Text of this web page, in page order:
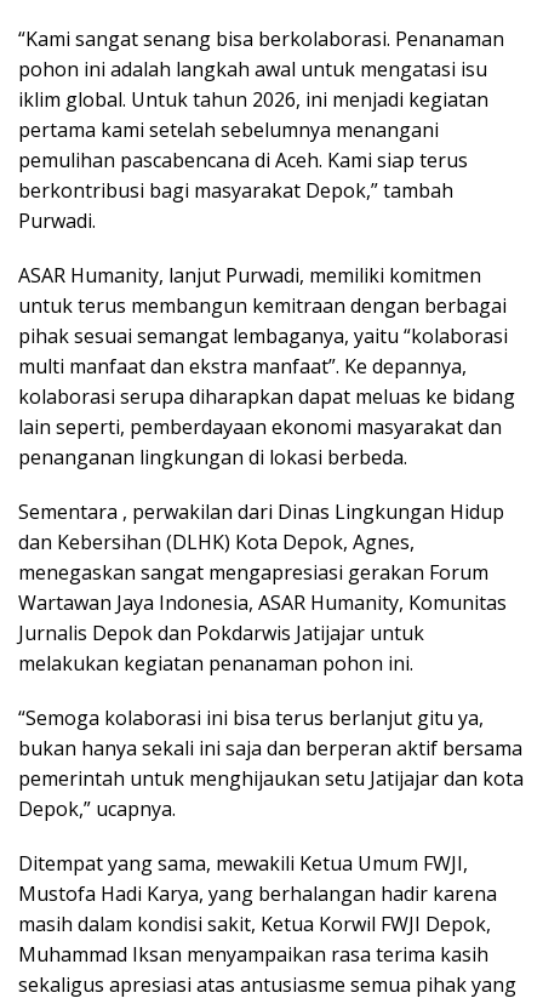
“Kami sangat senang bisa berkolaborasi. Penanaman
pohon ini adalah langkah awal untuk mengatasi isu
iklim global. Untuk tahun 2026, ini menjadi kegiatan
pertama kami setelah sebelumnya menangani
pemulihan pascabencana di Aceh. Kami siap terus
berkontribusi bagi masyarakat Depok,” tambah
Purwadi.
ASAR Humanity, lanjut Purwadi, memiliki komitmen
untuk terus membangun kemitraan dengan berbagai
pihak sesuai semangat lembaganya, yaitu “kolaborasi
multi manfaat dan ekstra manfaat”. Ke depannya,
kolaborasi serupa diharapkan dapat meluas ke bidang
lain seperti, pemberdayaan ekonomi masyarakat dan
penanganan lingkungan di lokasi berbeda.
Sementara , perwakilan dari Dinas Lingkungan Hidup
dan Kebersihan (DLHK) Kota Depok, Agnes,
menegaskan sangat mengapresiasi gerakan Forum
Wartawan Jaya Indonesia, ASAR Humanity, Komunitas
Jurnalis Depok dan Pokdarwis Jatijajar untuk
melakukan kegiatan penanaman pohon ini.
“Semoga kolaborasi ini bisa terus berlanjut gitu ya,
bukan hanya sekali ini saja dan berperan aktif bersama
pemerintah untuk menghijaukan setu Jatijajar dan kota
Depok,” ucapnya.
Ditempat yang sama, mewakili Ketua Umum FWJI,
Mustofa Hadi Karya, yang berhalangan hadir karena
masih dalam kondisi sakit, Ketua Korwil FWJI Depok,
Muhammad Iksan menyampaikan rasa terima kasih
sekaligus apresiasi atas antusiasme semua pihak yang